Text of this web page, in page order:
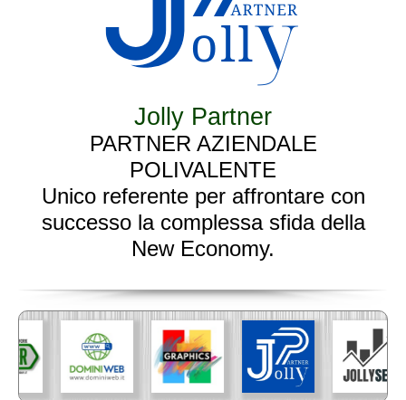
Jolly Partner
PARTNER AZIENDALE
POLIVALENTE
Unico referente per affrontare con
successo la complessa sfida della
New Economy.